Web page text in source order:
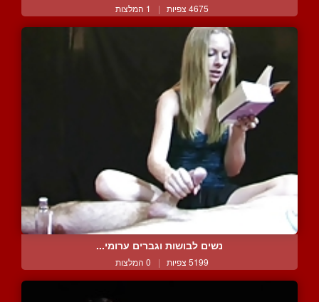
4675 צפיות | 1 המלצות
נשים לבושות וגברים ערומי...
5199 צפיות | 0 המלצות